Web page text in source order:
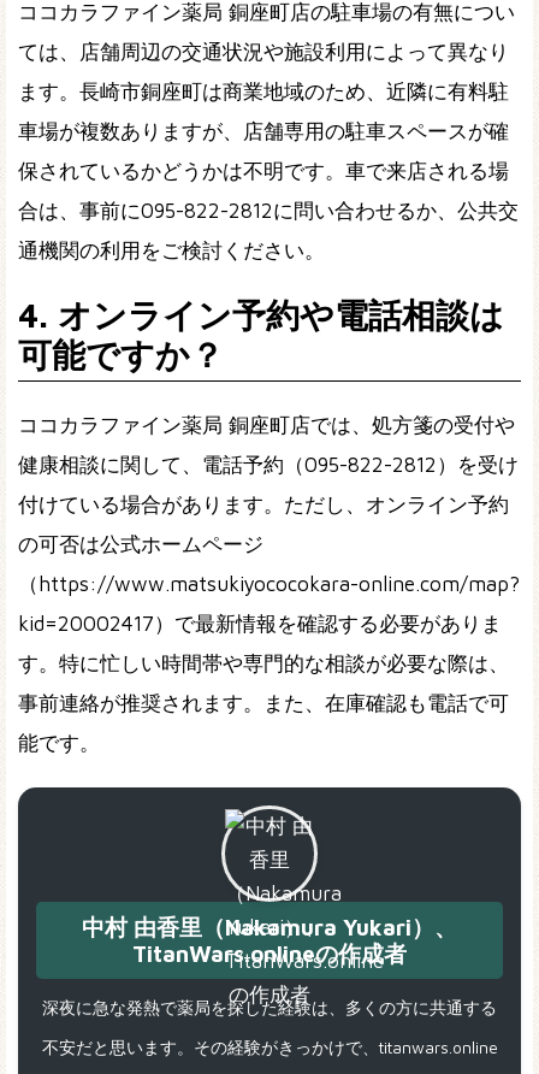
ココカラファイン薬局 銅座町店の駐車場の有無につい
ては、店舗周辺の交通状況や施設利用によって異なり
ます。長崎市銅座町は商業地域のため、近隣に有料駐
車場が複数ありますが、店舗専用の駐車スペースが確
保されているかどうかは不明です。車で来店される場
合は、事前に095-822-2812に問い合わせるか、公共交
通機関の利用をご検討ください。
4. オンライン予約や電話相談は
可能ですか？
ココカラファイン薬局 銅座町店では、処方箋の受付や
健康相談に関して、電話予約（095-822-2812）を受け
付けている場合があります。ただし、オンライン予約
の可否は公式ホームページ
（https://www.matsukiyococokara-online.com/map?
kid=20002417）で最新情報を確認する必要がありま
す。特に忙しい時間帯や専門的な相談が必要な際は、
事前連絡が推奨されます。また、在庫確認も電話で可
能です。
中村 由香里（Nakamura Yukari）、
TitanWars.onlineの作成者
深夜に急な発熱で薬局を探した経験は、多くの方に共通する
不安だと思います。その経験がきっかけで、titanwars.online